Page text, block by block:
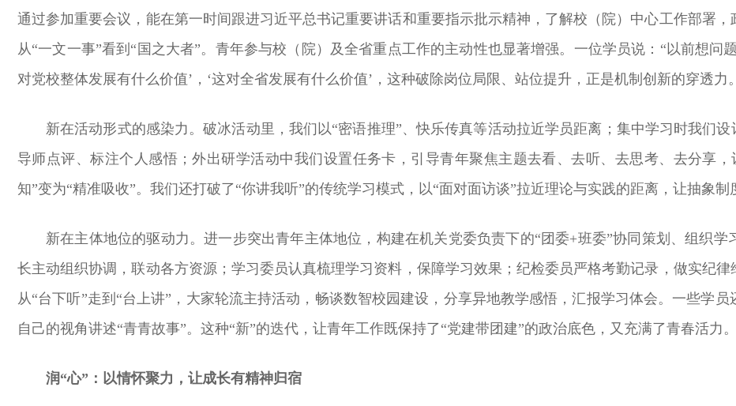
通过参加重要会议，能在第一时间跟进习近平总书记重要讲话和重要指示批示精神，了解校（院）中心工作部署
从“一文一事”看到“国之大者”。青年参与校（院）及全省重点工作的主动性也显著增强。一位学员说：“以前想问
对党校整体发展有什么价值’，‘这对全省发展有什么价值’，这种破除岗位局限、站位提升，正是机制创新的穿透力
新在活动形式的感染力。破冰活动里，我们以“密语推理”、快乐传真等活动拉近学员距离；集中学习时我们
导师点评、标注个人感悟；外出研学活动中我们设置任务卡，引导青年聚焦主题去看、去听、去思考、去分享
知”变为“精准吸收”。我们还打破了“你讲我听”的传统学习模式，以“面对面访谈”拉近理论与实践的距离，让抽象制
新在主体地位的驱动力。进一步突出青年主体地位，构建在机关党委负责下的“团委+班委”协同策划、组织
长主动组织协调，联动各方资源；学习委员认真梳理学习资料，保障学习效果；纪检委员严格考勤记录，做实纪
从“台下听”走到“台上讲”，大家轮流主持活动，畅谈数智校园建设，分享异地教学感悟，汇报学习体会。一些学
自己的视角讲述“青青故事”。这种“新”的迭代，让青年工作既保持了“党建带团建”的政治底色，又充满了青春活力。
润“心”：以情怀聚力，让成长有精神归宿